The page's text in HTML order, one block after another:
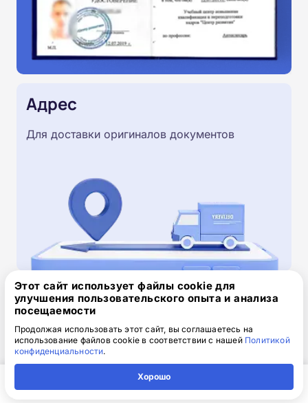
Адрес
Для доставки оригиналов документов
Скачайте заявку на обучение
.doc, 32.52 Кб
Скачайте шаблон, заполните и отправьте по
электронной почтеinfo@1-academy.ru.
Обязательно укажите контактный номер телефон.
Этот сайт использует файлы cookie для
улучшения пользовательского опыта и анализа
посещаемости
Продолжая использовать этот сайт, вы соглашаетесь на
использование файлов cookie в соответствии с нашей Политикой
конфиденциальности.
Хорошо